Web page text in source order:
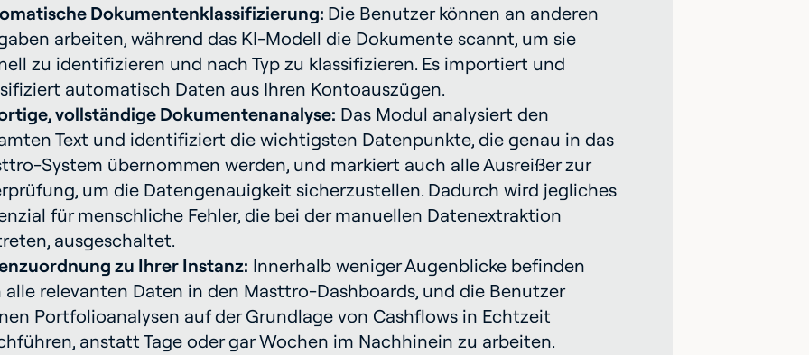
Dokumentenklassifizierung: Die Benutzer können an anderen
arbeiten, während das KI-Modell die Dokumente scannt, um sie
zu identifizieren und nach Typ zu klassifizieren. Es importiert und
automatisch Daten aus Ihren Kontoauszügen.
vollständige Dokumentenanalyse: Das Modul analysiert den
Text und identifiziert die wichtigsten Datenpunkte, die genau in das
System übernommen werden, und markiert auch alle Ausreißer zur
um die Datengenauigkeit sicherzustellen. Dadurch wird jegliches
für menschliche Fehler, die bei der manuellen Datenextraktion
ausgeschaltet.
zu Ihrer Instanz: Innerhalb weniger Augenblicke befinden
alle relevanten Daten in den Masttro-Dashboards, und die Benutzer
Portfolioanalysen auf der Grundlage von Cashflows in Echtzeit
anstatt Tage oder gar Wochen im Nachhinein zu arbeiten.